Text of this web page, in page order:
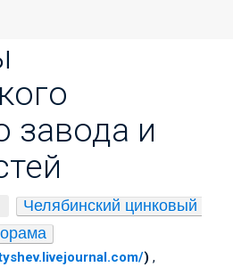
завода и
Челябинский цинковый
) ,